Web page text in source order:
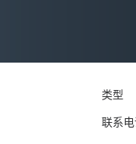
类型
联系